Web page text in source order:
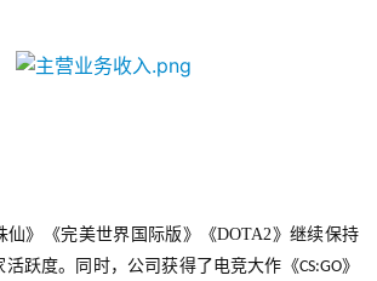
仙》《完美世界国际版》《DOTA2》继续保持
活跃度。同时，公司获得了电竞大作《CS:GO》